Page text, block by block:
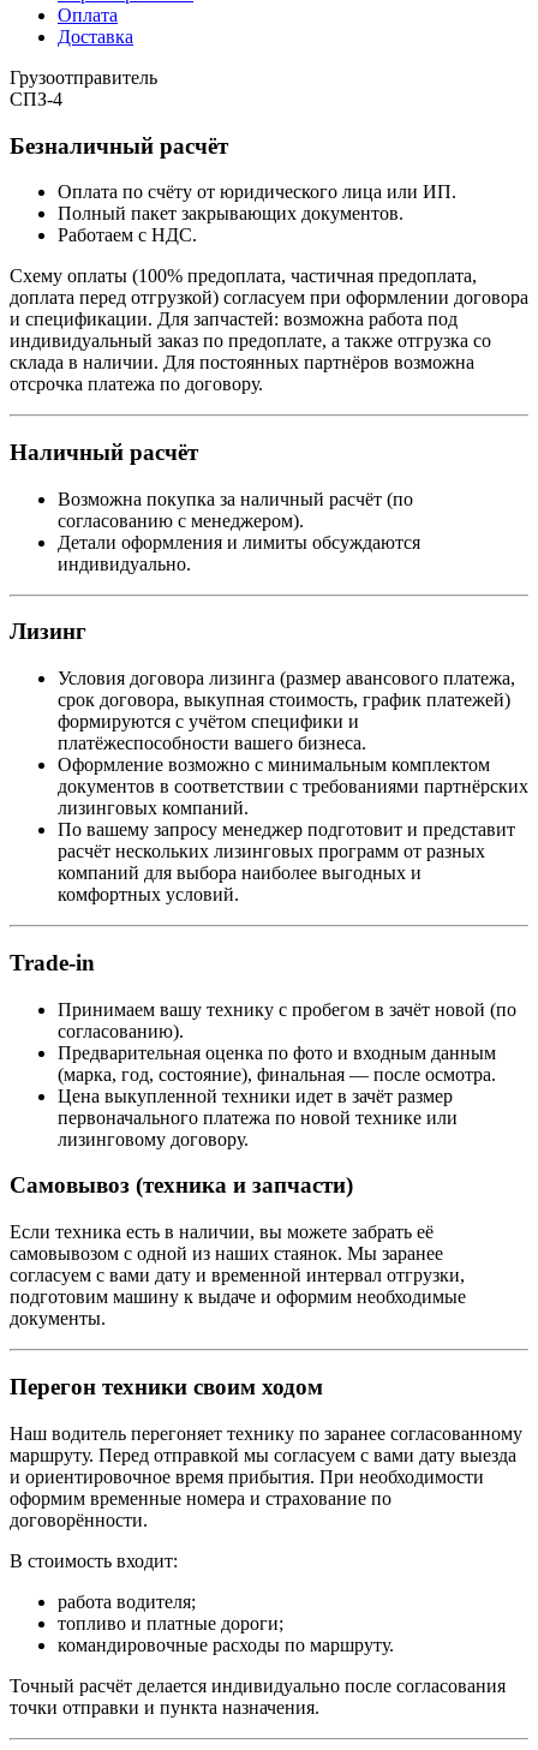
Оплата
Доставка
Грузоотправитель
СПЗ-4
Безналичный расчёт
Оплата по счёту от юридического лица или ИП.
Полный пакет закрывающих документов.
Работаем с НДС.
Схему оплаты (100% предоплата, частичная предоплата,
доплата перед отгрузкой) согласуем при оформлении договора
и спецификации. Для запчастей: возможна работа под
индивидуальный заказ по предоплате, а также отгрузка со
склада в наличии. Для постоянных партнёров возможна
отсрочка платежа по договору.
Наличный расчёт
Возможна покупка за наличный расчёт (по
согласованию с менеджером).
Детали оформления и лимиты обсуждаются
индивидуально.
Лизинг
Условия договора лизинга (размер авансового платежа,
срок договора, выкупная стоимость, график платежей)
формируются с учётом специфики и
платёжеспособности вашего бизнеса.
Оформление возможно с минимальным комплектом
документов в соответствии с требованиями партнёрских
лизинговых компаний.
По вашему запросу менеджер подготовит и представит
расчёт нескольких лизинговых программ от разных
компаний для выбора наиболее выгодных и
комфортных условий.
Trade-in
Принимаем вашу технику с пробегом в зачёт новой (по
согласованию).
Предварительная оценка по фото и входным данным
(марка, год, состояние), финальная — после осмотра.
Цена выкупленной техники идет в зачёт размер
первоначального платежа по новой технике или
лизинговому договору.
Самовывоз (техника и запчасти)
Если техника есть в наличии, вы можете забрать её
самовывозом с одной из наших стаянок. Мы заранее
согласуем с вами дату и временной интервал отгрузки,
подготовим машину к выдаче и оформим необходимые
документы.
Перегон техники своим ходом
Наш водитель перегоняет технику по заранее согласованному
маршруту. Перед отправкой мы согласуем с вами дату выезда
и ориентировочное время прибытия. При необходимости
оформим временные номера и страхование по
договорённости.
В стоимость входит:
работа водителя;
топливо и платные дороги;
командировочные расходы по маршруту.
Точный расчёт делается индивидуально после согласования
точки отправки и пункта назначения.